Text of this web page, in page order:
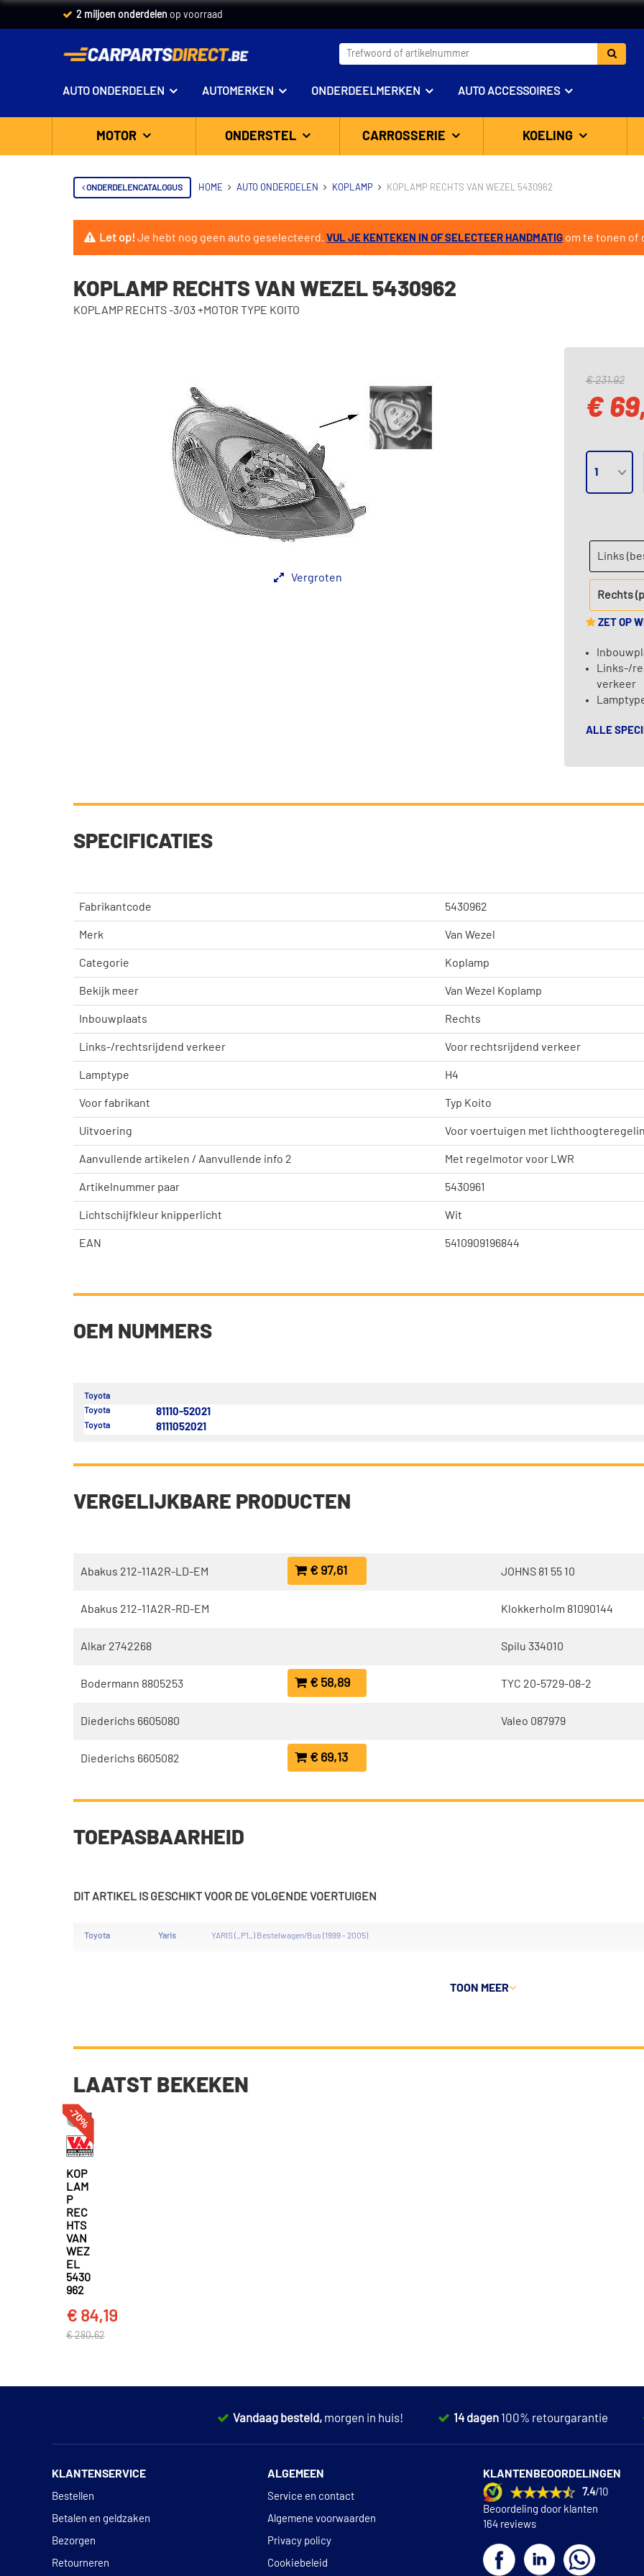
2 miljoen onderdelen op voorraad
AUTO ONDERDELEN AUTOMERKEN ONDERDEELMERKEN AUTO ACCESSOIRES
MOTOR ONDERSTEL CARROSSERIE KOELING
ONDERDELENCATALOGUS HOME AUTO ONDERDELEN KOPLAMP KOPLAMP RECHTS VAN WEZEL 5430962
Let op!Je hebt nog geen auto geselecteerd. VUL JE KENTEKEN IN OF SELECTEER HANDMATIG om te tonen of
KOPLAMP RECHTS VAN WEZEL 5430962
KOPLAMP RECHTS -3/03 +MOTOR TYPE KOITO
Vergroten
€ 231,92
€
Links
Rechts
ZET OP
Links-/
verkeer
ALLE
SPECIFICATIES
Fabrikantcode 5430962
Merk Van Wezel
Categorie Koplamp
Bekijk meer Van Wezel Koplamp
Inbouwplaats Rechts
Links-/rechtsrijdend verkeer Voor rechtsrijdend verkeer
Lamptype H4
Voor fabrikant Typ Koito
Uitvoering Voor voertuigen met
Aanvullende artikelen / Aanvullende info 2 Met regelmotor voor LWR
Artikelnummer paar 5430961
Lichtschijfkleur knipperlicht Wit
EAN 5410909196844
OEM NUMMERS
Toyota
Toyota
81110-52021
Toyota 8111052021
VERGELIJKBARE PRODUCTEN
Abakus 212-11A2R-LD-EM € 97,61
Abakus 212-11A2R-RD-EM
Alkar 2742268
Bodermann 8805253 € 58,89
Diederichs 6605080
Diederichs 6605082 € 69,13
JOHNS 81 55 10
Klokkerholm 81090144
Spilu 334010
TYC 20-5729-08-2
Valeo 087979
TOEPASBAARHEID
DIT ARTIKEL IS GESCHIKT VOOR DE VOLGENDE VOERTUIGEN
Toyota Yaris YARIS (_P1_) Bestelwagen/Bus (1999 - 2005)
TOON MEER
LAATST BEKEKEN
-70%
KOP
LAM
P
REC
HTS
VAN
WEZ
EL
5430
962
€ 84,19
€ 280,62
Vandaag besteld, morgen in huis! 14 dagen 100% retourgarantie
KLANTENSERVICE
Bestellen
Betalen en geldzaken
Bezorgen
Retourneren
ALGEMEEN
Service en contact
Algemene voorwaarden
Privacy policy
Cookiebeleid
KLANTENBEOORDELINGEN
7.4/10
Beoordeling door klanten
164 reviews